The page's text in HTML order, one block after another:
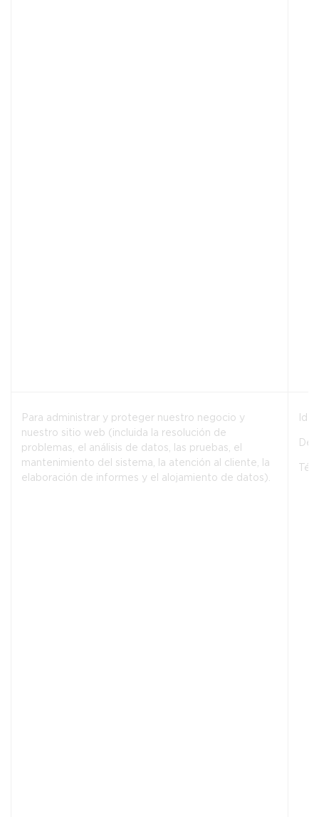
Para administrar y proteger nuestro negocio y
nuestro sitio web (incluida la resolución de
problemas, el análisis de datos, las pruebas, el
mantenimiento del sistema, la atención al cliente, la
elaboración de informes y el alojamiento de datos).
De